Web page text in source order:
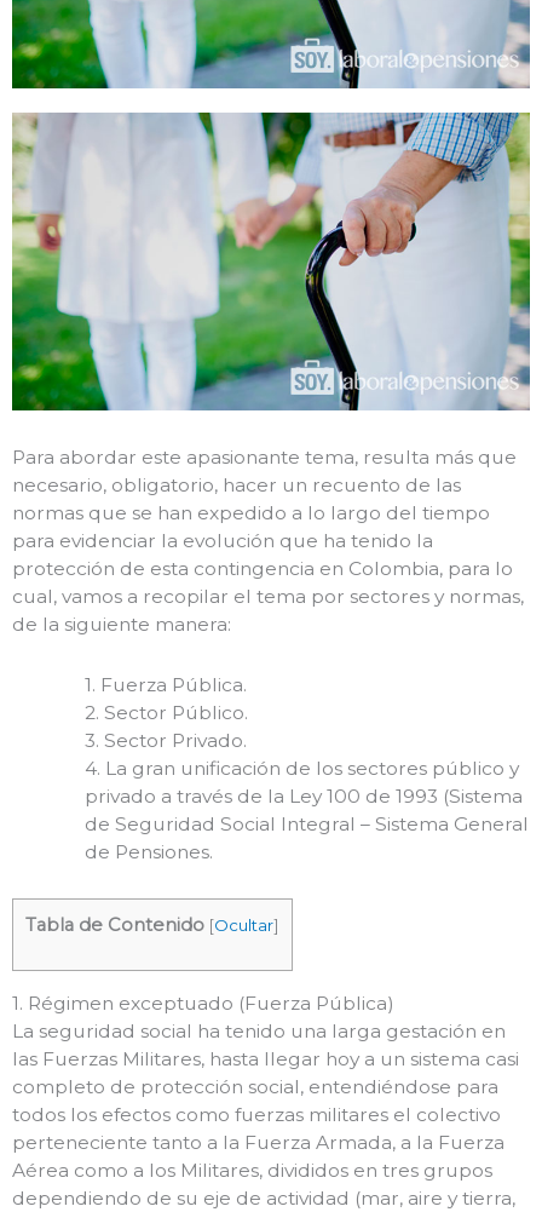
Para abordar este apasionante tema, resulta más que
necesario, obligatorio, hacer un recuento de las
normas que se han expedido a lo largo del tiempo
para evidenciar la evolución que ha tenido la
protección de esta contingencia en Colombia, para lo
cual, vamos a recopilar el tema por sectores y normas,
de la siguiente manera:
1. Fuerza Pública.
2. Sector Público.
3. Sector Privado.
4. La gran unificación de los sectores público y
privado a través de la Ley 100 de 1993 (Sistema
de Seguridad Social Integral – Sistema General
de Pensiones.
Tabla de Contenido [Ocultar]
1. Régimen exceptuado (Fuerza Pública)
La seguridad social ha tenido una larga gestación en
las Fuerzas Militares, hasta llegar hoy a un sistema casi
completo de protección social, entendiéndose para
todos los efectos como fuerzas militares el colectivo
perteneciente tanto a la Fuerza Armada, a la Fuerza
Aérea como a los Militares, divididos en tres grupos
dependiendo de su eje de actividad (mar, aire y tierra,